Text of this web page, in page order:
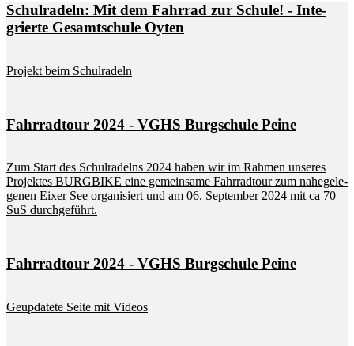
Schul­ra­deln: Mit dem Fahr­rad zur Schu­le! - In­te­
grier­te Ge­samt­schu­le Oy­ten
Pro­jekt beim Schul­ra­deln
Fahr­rad­tour 2024 - VGHS Burg­schu­le Pei­ne
Zum Start des Schul­ra­delns 2024 ha­ben wir im Rah­men un­se­res
Pro­jek­tes BURG­BIKE eine ge­mein­sa­me Fahr­rad­tour zum na­he­ge­le­
ge­nen Ei­xer See or­ga­ni­siert und am 06. Sep­tem­ber 2024 mit ca 70
SuS durch­ge­führt.
Fahr­rad­tour 2024 - VGHS Burg­schu­le Pei­ne
Ge­up­da­te­te Sei­te mit Vi­de­os